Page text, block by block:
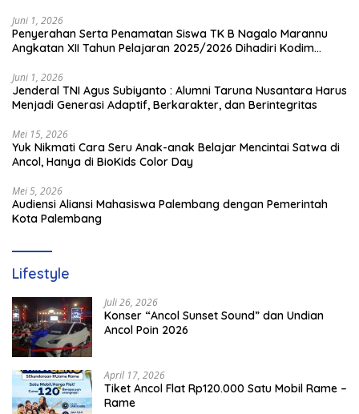
Juni 1, 2026
Penyerahan Serta Penamatan Siswa TK B Nagalo Marannu
Angkatan XII Tahun Pelajaran 2025/2026 Dihadiri Kodim
Juni 1, 2026
Jenderal TNI Agus Subiyanto : Alumni Taruna Nusantara Harus
Menjadi Generasi Adaptif, Berkarakter, dan Berintegritas
Mei 15, 2026
Yuk Nikmati Cara Seru Anak-anak Belajar Mencintai Satwa di
Ancol, Hanya di BioKids Color Day
Mei 5, 2026
Audiensi Aliansi Mahasiswa Palembang dengan Pemerintah
Kota Palembang
Lifestyle
Juli 26, 2026
Konser “Ancol Sunset Sound” dan Undian
Ancol Poin 2026
April 17, 2026
Tiket Ancol Flat Rp120.000 Satu Mobil Rame –
Rame